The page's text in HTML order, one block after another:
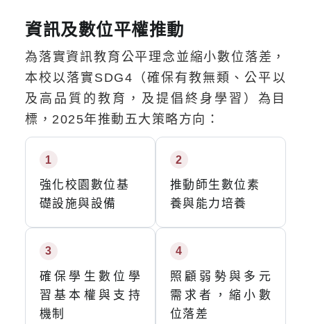
資訊及數位平權推動
為落實資訊教育公平理念並縮小數位落差，
本校以落實SDG4（確保有教無類、公平以
及高品質的教育，及提倡終身學習）為目
標，2025年推動五大策略方向：
1
強化校園數位基
礎設施與設備
2
推動師生數位素
養與能力培養
3
確保學生數位學
習基本權與支持
機制
4
照顧弱勢與多元
需求者，縮小數
位落差